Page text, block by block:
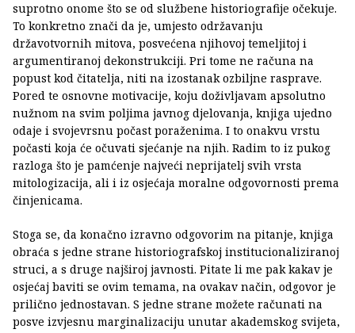
suprotno onome što se od službene historiografije očekuje.
To konkretno znači da je, umjesto održavanju
državotvornih mitova, posvećena njihovoj temeljitoj i
argumentiranoj dekonstrukciji. Pri tome ne računa na
popust kod čitatelja, niti na izostanak ozbiljne rasprave.
Pored te osnovne motivacije, koju doživljavam apsolutno
nužnom na svim poljima javnog djelovanja, knjiga ujedno
odaje i svojevrsnu počast poraženima. I to onakvu vrstu
počasti koja će očuvati sjećanje na njih. Radim to iz pukog
razloga što je pamćenje najveći neprijatelj svih vrsta
mitologizacija, ali i iz osjećaja moralne odgovornosti prema
činjenicama.
Stoga se, da konačno izravno odgovorim na pitanje, knjiga
obraća s jedne strane historiografskoj institucionaliziranoj
struci, a s druge najširoj javnosti. Pitate li me pak kakav je
osjećaj baviti se ovim temama, na ovakav način, odgovor je
prilično jednostavan. S jedne strane možete računati na
posve izvjesnu marginalizaciju unutar akademskog svijeta,